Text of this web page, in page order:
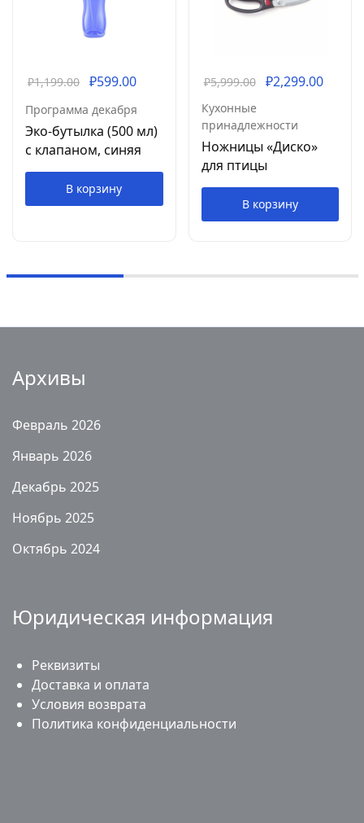
₽1,199.00 ₽599.00
Программа декабря
Эко-бутылка (500 мл)
с клапаном, синяя
В корзину
₽5,999.00 ₽2,299.00
Кухонные
принадлежности
Ножницы «Диско»
для птицы
В корзину
Архивы
Февраль 2026
Январь 2026
Декабрь 2025
Ноябрь 2025
Октябрь 2024
Юридическая информация
Реквизиты
Доставка и оплата
Условия возврата
Политика конфиденциальности